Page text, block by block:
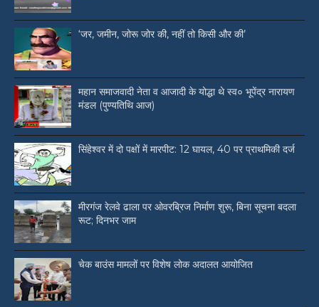
‘जर, जमीन, जोरू जोर की, नहीं तो किसी और की’
महान समाजवादी नेता व आजादी के योद्धा थे स्व० भूपेंद्र नारायण
मंडल (पुण्यतिथि आज)
सिंहेश्वर में दो पक्षों में मारपीट: 12 घायल, 40 पर प्राथमिकी दर्ज
मीरगंज रेलवे ढाला पर ओवरब्रिज निर्माण शुरू, बिना सूचना बदला
रूट; दिनभर जाम
चेक बाउंस मामलों पर विशेष लोक अदालत आयोजित